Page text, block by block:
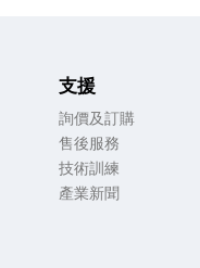
支援
詢價及訂購
售後服務
技術訓練
產業新聞